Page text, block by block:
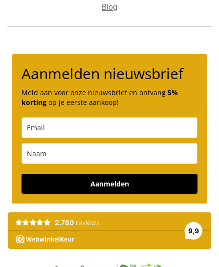
Blog
Aanmelden nieuwsbrief
Meld aan voor onze nieuwsbrief en ontvang 5%
korting op je eerste aankoop!
Aanmelden